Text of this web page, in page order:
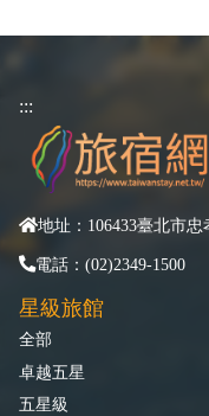
:::
地址：106433臺北市
電話：(02)2349-1500
星級旅館
全部
卓越五星
五星級